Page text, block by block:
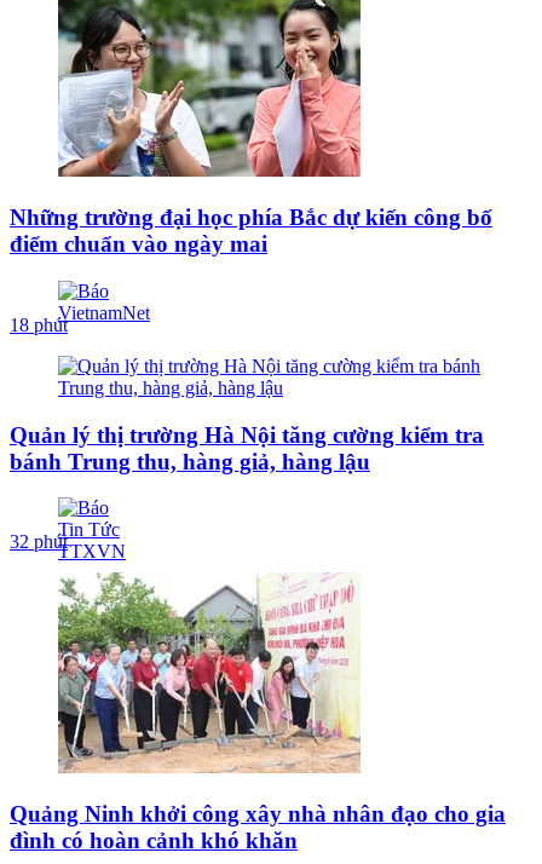
Những trường đại học phía Bắc dự kiến công bố
điểm chuẩn vào ngày mai
18 phút
Quản lý thị trường Hà Nội tăng cường kiểm tra
bánh Trung thu, hàng giả, hàng lậu
32 phút
Quảng Ninh khởi công xây nhà nhân đạo cho gia
đình có hoàn cảnh khó khăn